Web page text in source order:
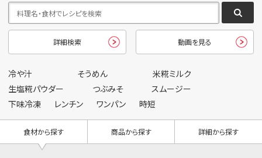
詳細検索 動画を見る
冷や汁 そうめん
米糀ミルク
生塩糀パウダー
つぶみそ
スムージー
下味冷凍
レンチン ワンパン 時短
食材から探す 商品から探す 詳細から探す